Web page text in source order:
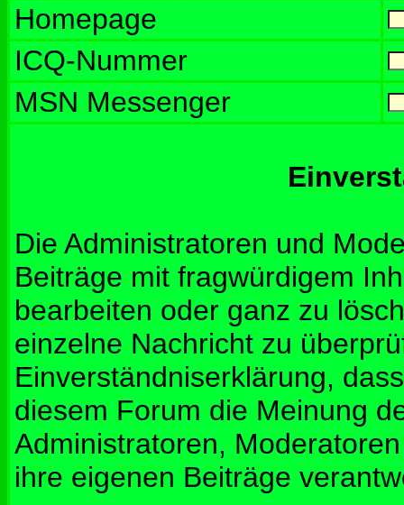
Homepage
ICQ-Nummer
MSN Messenger
Die Administratoren und
Beiträge mit fragwürdigem
bearbeiten oder ganz zu
einzelne Nachricht zu
Einverständniserklärung,
diesem Forum die Meinung
Administratoren,
ihre eigenen Beiträge